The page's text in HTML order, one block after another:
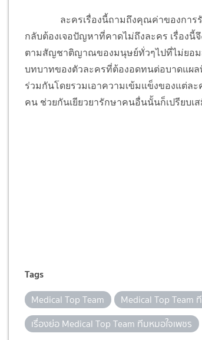
ละครเรื่องนี้ถามถึงคุณค่าของการรักษ
กลับต้องเจอปัญหาที่คาดไม่ถึงละคร เรื่องนี้
ตามสัญชาติญาณของมนุษย์ทั่วๆไปที่ไม่ยอม
บทบาทของตัวละครที่ต้องอดทนต่อบาดแผ
ร่วมกันโดยรวมเอาความเข้มแข็งของแต่ล
คน ช่วยกันเยียวยารักษาคนอื่นนั้นก็เปรียบเ
Tags
Medical Top Team Medical Top Team
เรื่องย่อ Medical Top Team ทีมหมอใจเพชร